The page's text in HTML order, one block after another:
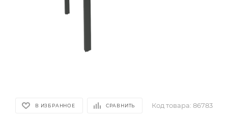
В ИЗБРАННОЕ СРАВНИТЬ Код товара: 86783